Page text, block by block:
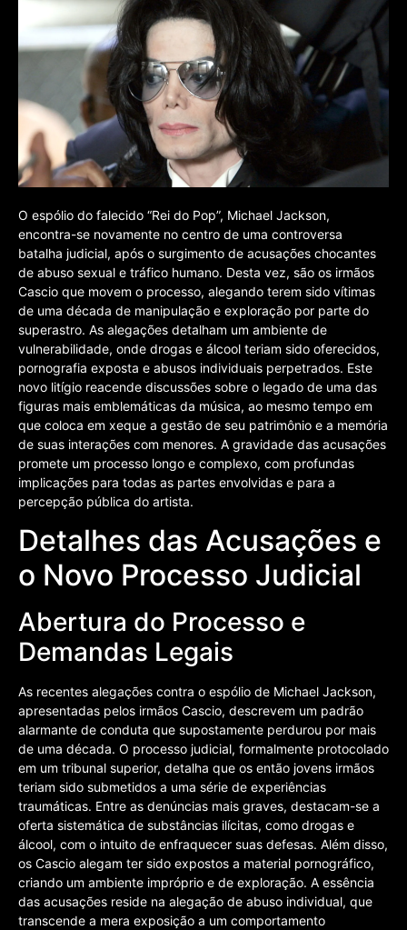
O espólio do falecido “Rei do Pop”, Michael Jackson,
encontra-se novamente no centro de uma controversa
batalha judicial, após o surgimento de acusações chocantes
de abuso sexual e tráfico humano. Desta vez, são os irmãos
Cascio que movem o processo, alegando terem sido vítimas
de uma década de manipulação e exploração por parte do
superastro. As alegações detalham um ambiente de
vulnerabilidade, onde drogas e álcool teriam sido oferecidos,
pornografia exposta e abusos individuais perpetrados. Este
novo litígio reacende discussões sobre o legado de uma das
figuras mais emblemáticas da música, ao mesmo tempo em
que coloca em xeque a gestão de seu patrimônio e a memória
de suas interações com menores. A gravidade das acusações
promete um processo longo e complexo, com profundas
implicações para todas as partes envolvidas e para a
percepção pública do artista.
Detalhes das Acusações e
o Novo Processo Judicial
Abertura do Processo e
Demandas Legais
As recentes alegações contra o espólio de Michael Jackson,
apresentadas pelos irmãos Cascio, descrevem um padrão
alarmante de conduta que supostamente perdurou por mais
de uma década. O processo judicial, formalmente protocolado
em um tribunal superior, detalha que os então jovens irmãos
teriam sido submetidos a uma série de experiências
traumáticas. Entre as denúncias mais graves, destacam-se a
oferta sistemática de substâncias ilícitas, como drogas e
álcool, com o intuito de enfraquecer suas defesas. Além disso,
os Cascio alegam ter sido expostos a material pornográfico,
criando um ambiente impróprio e de exploração. A essência
das acusações reside na alegação de abuso individual, que
transcende a mera exposição a um comportamento